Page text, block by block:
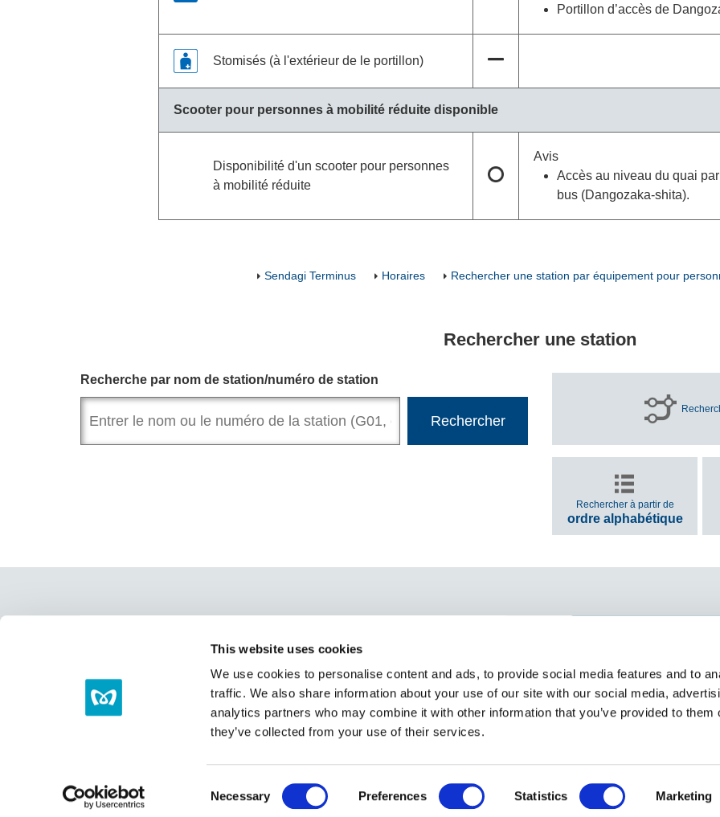
This website uses cookies
We use cookies to personalise content and ads, to provide social media features and to
traffic. We also share information about your use of our site with our social media,
analytics partners who may combine it with other information that you’ve provided to them
they’ve collected from your use of their services.
Selection
Necessary Preferences Statistics Marketing
Portillon d’accès de
Stomisés (à l'extérieur de le portillon)
Scooter pour personnes à mobilité réduite disponible
Disponibilité d'un scooter pour personnes
à mobilité réduite
Avis
Accès au niveau du quai
bus (Dangozaka-shita).
Sendagi Terminus Horaires Rechercher une station par équipement pour
Rechercher une station
Recherche par nom de station/numéro de station
Rechercher à partir de
ordre alphabétique
Tokyo Trend Trip Chaîne officielle
Plan du site Politique de confidentialité Avant d'utiliser le site Politique
Copyright Tokyo Metro Co., Ltd Tous droits réservés.